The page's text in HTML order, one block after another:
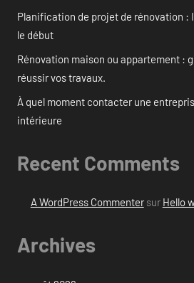
Planification de projet de rénovation :
le début
Rénovation maison ou appartement :
réussir vos travaux.
À quel moment contacter une
intérieure
Recent Comments
A WordPress Commentersur Hello
Archives